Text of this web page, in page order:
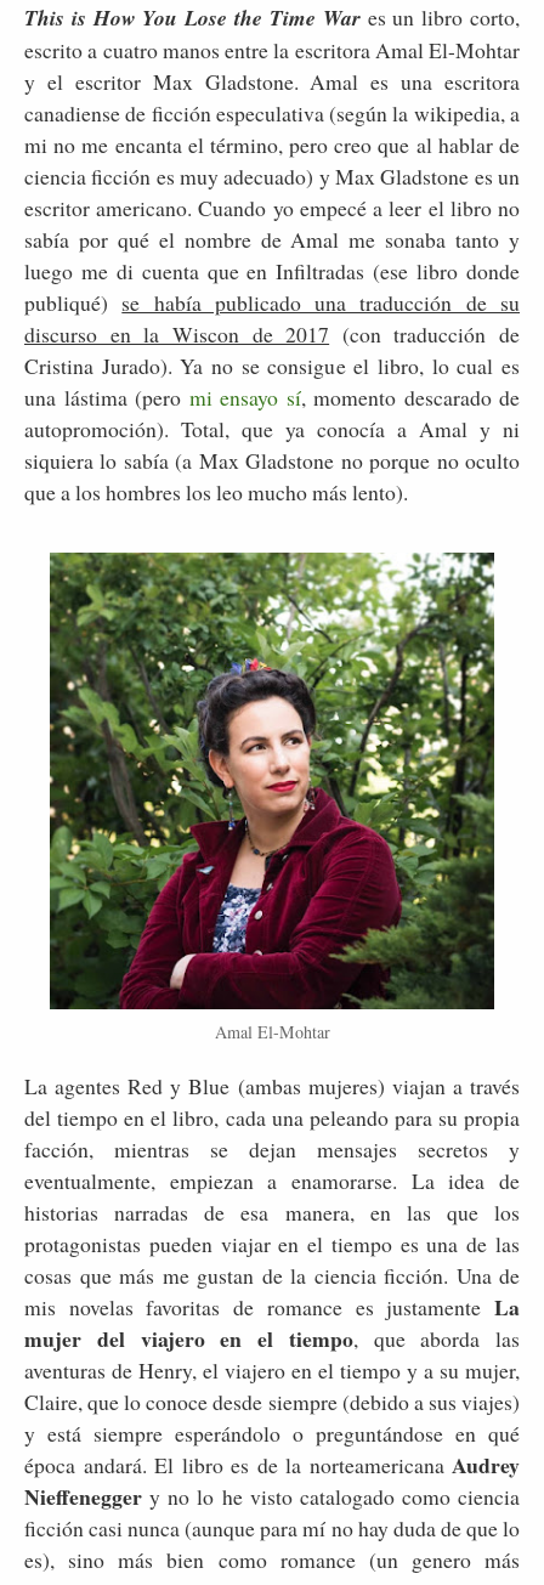
This is How You Lose the Time War es un libro corto,
escrito a cuatro manos entre la escritora Amal El-Mohtar
y el escritor Max Gladstone. Amal es una escritora
canadiense de ficción especulativa (según la wikipedia, a
mi no me encanta el término, pero creo que al hablar de
ciencia ficción es muy adecuado) y Max Gladstone es un
escritor americano. Cuando yo empecé a leer el libro no
sabía por qué el nombre de Amal me sonaba tanto y
luego me di cuenta que en Infiltradas (ese libro donde
publiqué) se había publicado una traducción de su
discurso en la Wiscon de 2017 (con traducción de
Cristina Jurado). Ya no se consigue el libro, lo cual es
una lástima (pero mi ensayo sí, momento descarado de
autopromoción). Total, que ya conocía a Amal y ni
siquiera lo sabía (a Max Gladstone no porque no oculto
que a los hombres los leo mucho más lento).
Amal El-Mohtar
La agentes Red y Blue (ambas mujeres) viajan a través
del tiempo en el libro, cada una peleando para su propia
facción, mientras se dejan mensajes secretos y
eventualmente, empiezan a enamorarse. La idea de
historias narradas de esa manera, en las que los
protagonistas pueden viajar en el tiempo es una de las
cosas que más me gustan de la ciencia ficción. Una de
mis novelas favoritas de romance es justamente La
mujer del viajero en el tiempo, que aborda las
aventuras de Henry, el viajero en el tiempo y a su mujer,
Claire, que lo conoce desde siempre (debido a sus viajes)
y está siempre esperándolo o preguntándose en qué
época andará. El libro es de la norteamericana Audrey
Nieffeneggery no lo he visto catalogado como ciencia
ficción casi nunca (aunque para mí no hay duda de que lo
es), sino más bien como romance (un genero más